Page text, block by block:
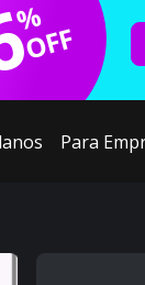
%
OFF
Para